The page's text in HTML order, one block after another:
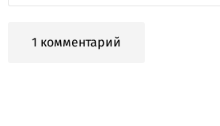
1 комментарий